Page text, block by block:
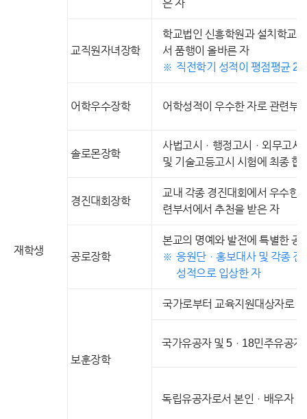
재학생
은 자
교직원자녀장학
학교법인 신흥학원과 설치학교
서 품행이 올바른 자
직전학기 성적이 평점평균
어학우수장학 어학성적이 우수한 자로 관련부
솔로몬장학
사법고시ㆍ행정고시ㆍ외무고시
및 기술고등고시 시험에 최종 합
경진대회장학
교내 각종 경진대회에서 우수한
련부서에서 추천을 받은 자
공로장학
본교의 명예와 발전에 특별한 공
응원단ㆍ홍보대사 및 각종
성적으로 입상한 자
보훈장학
국가로부터 교육지원대상자로
국가유공자 및 5ㆍ18민주유공자
독립유공자로서 본인ㆍ배우자ㆍ